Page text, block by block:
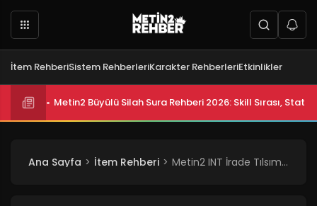
İtem RehberiSistem RehberleriKarakter RehberleriEtkinlikler
Metin2 Büyülü Silah Sura Rehberi 2026: Skill Sırası, Stat
Ana Sayfa İtem Rehberi Metin2 INT İrade Tılsımı Rehberi (2026): Ne İşe Yarar, Nasıl Basılır, Nasıl Kasılır?